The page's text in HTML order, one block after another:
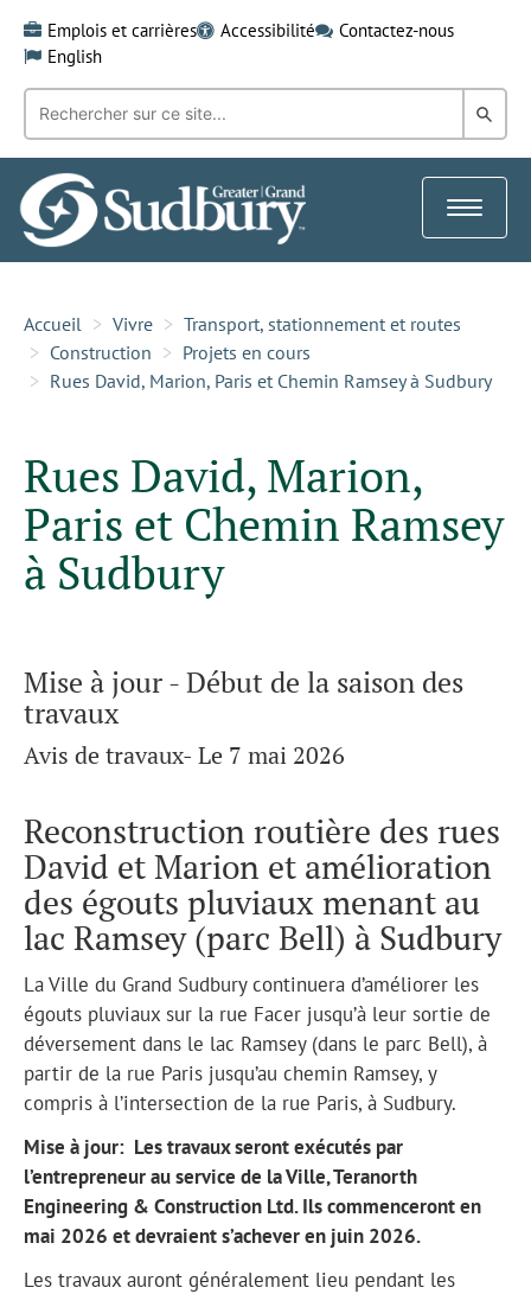
content
Emplois et carrières Accessibilité
Contactez-nous
English
Recherche
mot-
clé:
dans
Toggle
Accueil Vivre
Transport, stationnement et routes
Construction
Projets en cours
Rues David, Marion, Paris et Chemin Ramsey à Sudbury
Rues David, Marion,
Paris et Chemin Ramsey
à Sudbury
Mise à jour - Début de la saison des
travaux
Avis de travaux- Le 7 mai 2026
Reconstruction routière des rues
David et Marion et amélioration
des égouts pluviaux menant au
lac Ramsey (parc Bell) à Sudbury
La Ville du Grand Sudbury continuera d’améliorer les
égouts pluviaux sur la rue Facer jusqu’à leur sortie de
déversement dans le lac Ramsey (dans le parc Bell), à
partir de la rue Paris jusqu’au chemin Ramsey, y
compris à l’intersection de la rue Paris, à Sudbury.
Mise à jour: Les travaux seront exécutés par
l’entrepreneur au service de la Ville, Teranorth
Engineering & Construction Ltd. Ils commenceront en
mai 2026 et devraient s’achever en juin 2026.
Les travaux auront généralement lieu pendant les